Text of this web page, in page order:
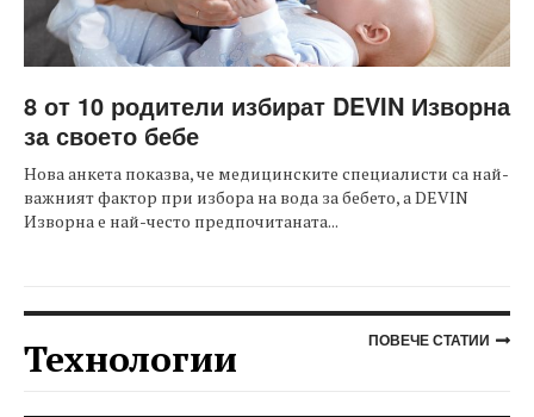
8 от 10 родители избират DEVIN Изворна
за своето бебе
Нова анкета показва, че медицинските специалисти са най-
важният фактор при избора на вода за бебето, а DEVIN
Изворна е най-често предпочитаната...
Технологии ПОВЕЧЕ СТАТИИ